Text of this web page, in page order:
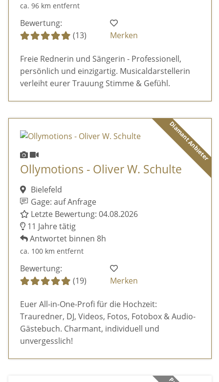
ca. 96 km entfernt
Bewertung:
(13)
Merken
Freie Rednerin und Sängerin - Professionell,
persönlich und einzigartig. Musicaldarstellerin
verleiht eurer Trauung Stimme & Gefühl.
Diamant Anbieter
Ollymotions - Oliver W. Schulte
Bielefeld
Gage: auf Anfrage
Letzte Bewertung: 04.08.2026
11 Jahre tätig
Antwortet binnen 8h
ca. 100 km entfernt
Bewertung:
(19)
Merken
Euer All-in-One-Profi für die Hochzeit:
Trauredner, DJ, Videos, Fotos, Fotobox & Audio-
Gästebuch. Charmant, individuell und
unvergesslich!